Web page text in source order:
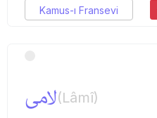
Kamus-ı Fransevi
لامی(Lâmî)